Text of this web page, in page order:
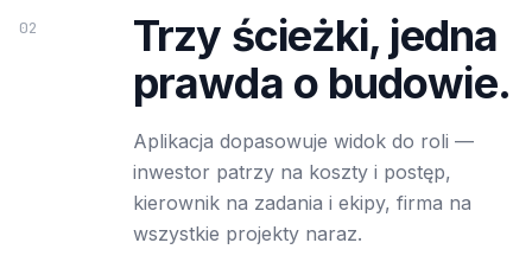
02
Trzy ścieżki, jedna
prawda o budowie.
Aplikacja dopasowuje widok do roli —
inwestor patrzy na koszty i postęp,
kierownik na zadania i ekipy, firma na
wszystkie projekty naraz.